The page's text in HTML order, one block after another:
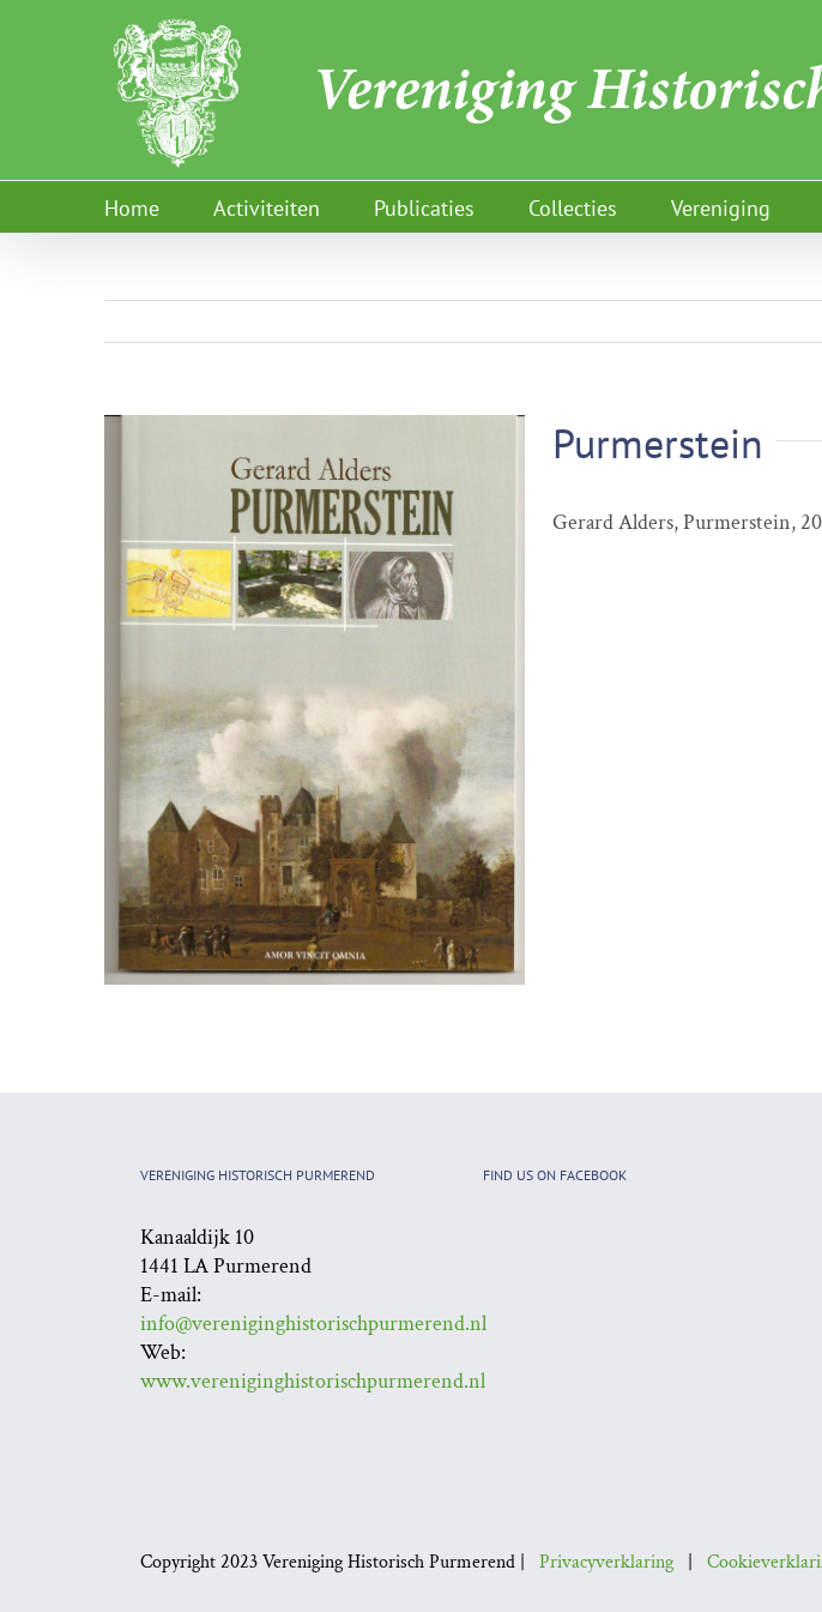
Home Activiteiten Publicaties Collecties Vereniging
Purmerstein
Gerard Alders, Purmerstein,
VERENIGING HISTORISCH PURMEREND
Kanaaldijk 10
1441 LA Purmerend
E-mail:
info@vereniginghistorischpurmerend.nl
Web:
www.vereniginghistorischpurmerend.nl
FIND US ON FACEBOOK
Copyright 2023 Vereniging Historisch Purmerend | Privacyverklaring